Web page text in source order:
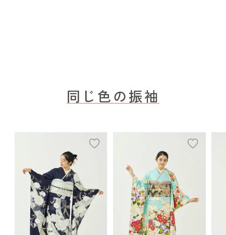
同じ色の振袖